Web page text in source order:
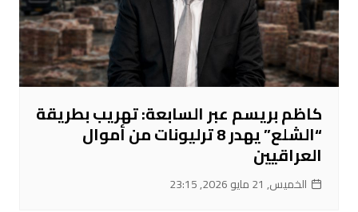
كاظم بريسم عبر السابعة: تهريب بطريقة
“الشلع” يهدر 8 ترليونات من أموال
العراقيين
الخميس, 21 مايو 2026, 23:15